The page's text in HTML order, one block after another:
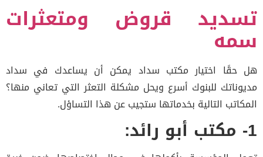
قروض ومتعثرات
اختيار مكتب سداد يمكن أن يساعدك في سداد
للبنوك أسرع ويحل مشكلة التعثر التي تعاني منها؟
التالية بخدماتها ستجيب عن هذا التساؤل.